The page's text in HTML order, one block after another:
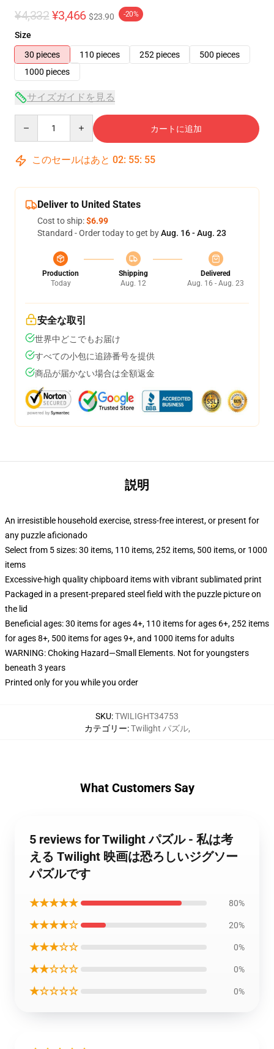
¥4,332 ¥3,466 $23.90 -20%
Size
30 pieces
110 pieces 252 pieces
500 pieces
1000 pieces
サイズガイドを見る
カートに追加
このセールはあと 02: 55: 54
Deliver to United States
Cost to ship:$6.99
Standard - Order today to get byAug. 16 - Aug. 23
Production
Today
Shipping
Aug. 12
Delivered
Aug. 16 - Aug. 23
安全な取引
世界中どこでもお届け
すべての小包に追跡番号を提供
商品が届かない場合は全額返金
説明
An irresistible household exercise, stress-free interest, or present for
any puzzle aficionado
Select from 5 sizes: 30 items, 110 items, 252 items, 500 items, or 1000
items
Excessive-high quality chipboard items with vibrant sublimated print
Packaged in a present-prepared steel field with the puzzle picture on
the lid
Beneficial ages: 30 items for ages 4+, 110 items for ages 6+, 252 items
for ages 8+, 500 items for ages 9+, and 1000 items for adults
WARNING: Choking Hazard—Small Elements. Not for youngsters
beneath 3 years
Printed only for you while you order
SKU:TWILIGHT34753
カテゴリー:Twilight パズル,
What Customers Say
5 reviews for Twilight パズル - 私は考
える Twilight 映画は恐ろしいジグソー
パズルです
★★★★★ 80%
★★★★☆ 20%
★★★☆☆ 0%
★★☆☆☆ 0%
★☆☆☆☆ 0%